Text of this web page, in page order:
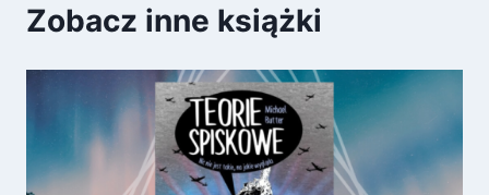
Zobacz inne książki